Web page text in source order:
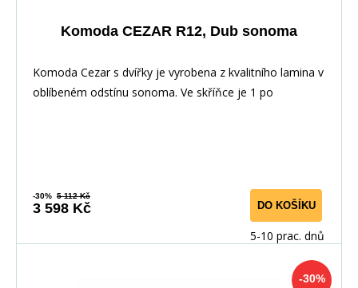
Komoda CEZAR R12, Dub sonoma
Komoda Cezar s dvířky je vyrobena z kvalitního lamina v
oblíbeném odstínu sonoma. Ve skříňce je 1 po
-30% 5 112 Kč
3 598 Kč DO KOŠÍKU
5-10 prac. dnů
-30%